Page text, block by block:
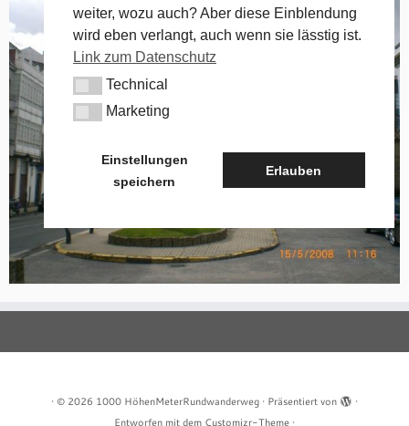
· © 2026 1000 HöhenMeterRundwanderweg · Präsentiert von
·
Entworfen mit dem Customizr-Theme ·
weiter, wozu auch? Aber diese Einblendung
wird eben verlangt, auch wenn sie lässtig ist.
Link zum Datenschutz
TechnicalTechnical
MarketingMarketing
Einstellungen
speichern
Erlauben